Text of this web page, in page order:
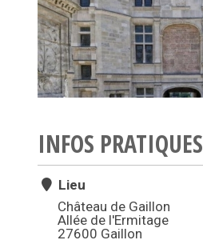
INFOS PRATIQUES
Lieu
Château de Gaillon
Allée de l'Ermitage
27600 Gaillon